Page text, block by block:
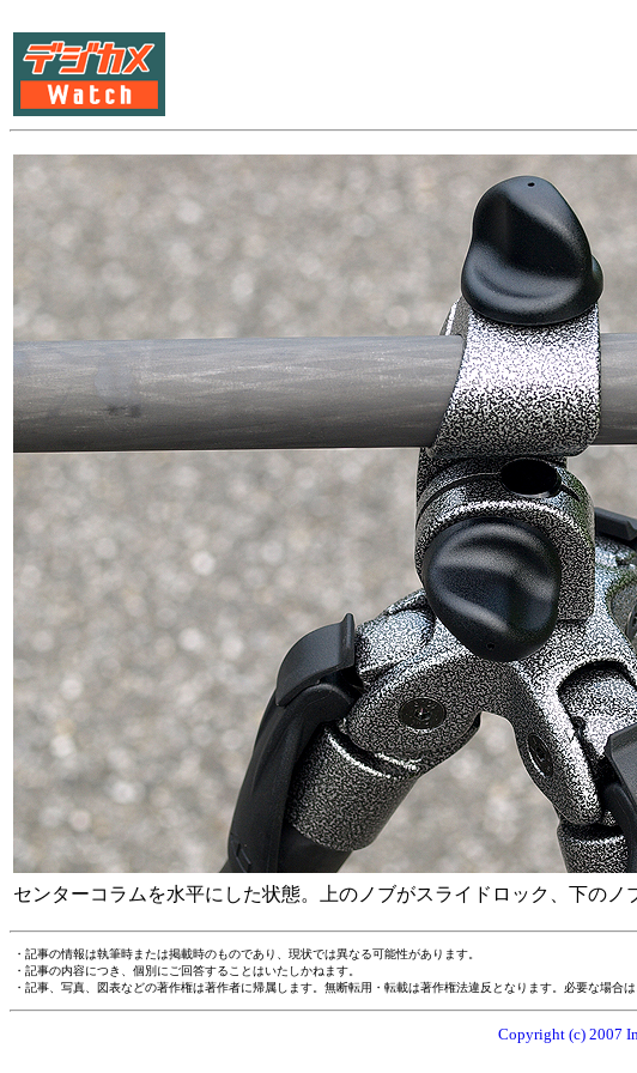
センターコラムを水平にした状態。上のノブがスライドロック、下のノ
・記事の情報は執筆時または掲載時のものであり、現状では異なる可能性があります。
・記事の内容につき、個別にご回答することはいたしかねます。
・記事、写真、図表などの著作権は著作者に帰属します。無断転用・転載は著作権法違反となります。必要な場
Copyright (c) 2007